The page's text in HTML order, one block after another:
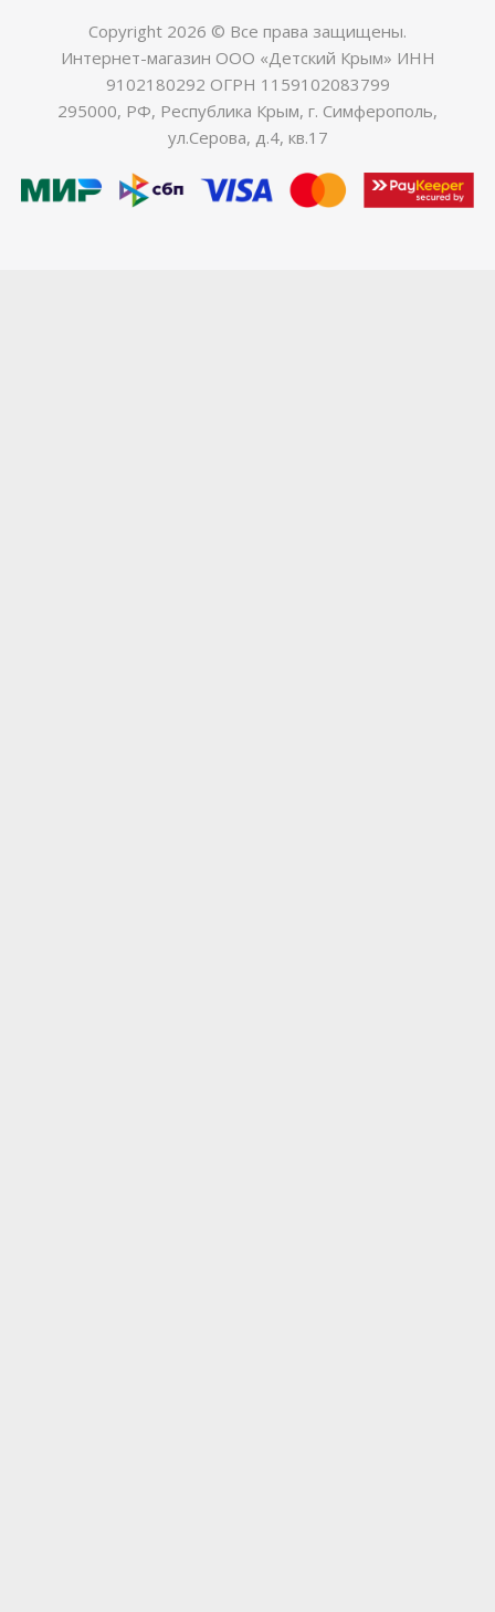
Copyright 2026 © Все права защищены.
Интернет-магазин ООО «Детский Крым» ИНН
9102180292 ОГРН 1159102083799
295000, РФ, Республика Крым, г. Симферополь,
ул.Серова, д.4, кв.17